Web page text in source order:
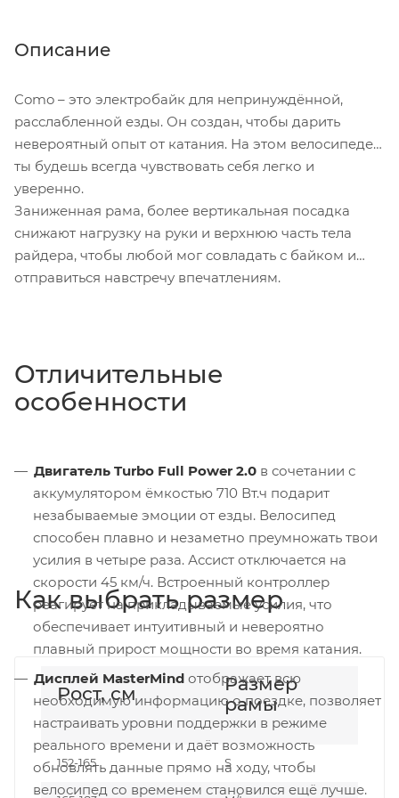
Описание
Como – это электробайк для непринуждённой,
расслабленной езды. Он создан, чтобы дарить
невероятный опыт от катания. На этом велосипеде
ты будешь всегда чувствовать себя легко и
уверенно.
Заниженная рама, более вертикальная посадка
снижают нагрузку на руки и верхнюю часть тела
райдера, чтобы любой мог совладать с байком и
отправиться навстречу впечатлениям.
Отличительные
особенности
Двигатель Turbo Full Power 2.0 в сочетании с
аккумулятором ёмкостью 710 Вт.ч подарит
незабываемые эмоции от езды. Велосипед
способен плавно и незаметно преумножать твои
усилия в четыре раза. Ассист отключается на
скорости 45 км/ч. Встроенный контроллер
реагирует на прикладываемые усилия, что
обеспечивает интуитивный и невероятно
плавный прирост мощности во время катания.
Дисплей MasterMind отображает всю
необходимую информацию о поездке, позволяет
настраивать уровни поддержки в режиме
реального времени и даёт возможность
обновлять данные прямо на ходу, чтобы
велосипед со временем становился ещё лучше.
Как выбрать размер
Рост, см
Размер
рамы
152-165 S